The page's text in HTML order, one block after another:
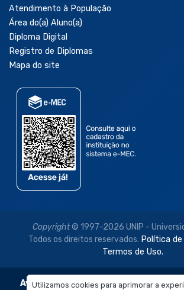
Utilizamos cookies para aprimorar a
Atendimento à População
Área do(a) Aluno(a)
Diploma Digital
Registro de Diplomas
Mapa do site
Copyright© 1997-2026 UNIP -
Todos os direitos reservados. Política
Termos de Uso.
Aviso Legal: As imagens disponibilizadas